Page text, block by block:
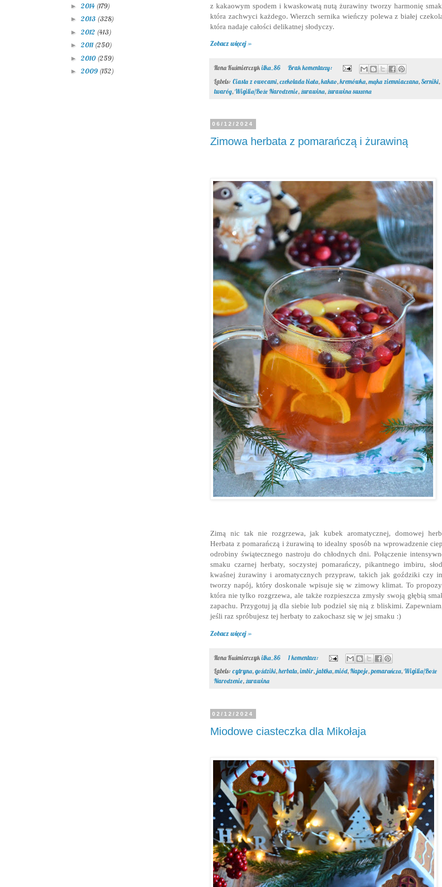
z kakaowym spodem i kwaskowatą nutą żurawiny tworzy harmonię
która zachwyci każdego. Wierzch sernika wieńczy polewa z białej
która nadaje całości delikatnej słodyczy.
Zobacz więcej »
Ilona Kuśmierczykilka_86
Brak komentarzy:
Labels: Ciasta z owocami,czekolada biała,kakao,kremówka,mąka ziemniaczana,Serniki,
twaróg,Wigilia/Boże Narodzenie,żurawina,żurawina suszona
06/12/2024
Zimowa herbata z pomarańczą i żurawiną
Zimą nic tak nie rozgrzewa, jak kubek aromatycznej, domowej
Herbata z pomarańczą i żurawiną to idealny sposób na wprowadzenie
odrobiny świątecznego nastroju do chłodnych dni. Połączenie
smaku czarnej herbaty, soczystej pomarańczy, pikantnego imbiru,
kwaśnej żurawiny i aromatycznych przypraw, takich jak goździki czy
tworzy napój, który doskonale wpisuje się w zimowy klimat. To
która nie tylko rozgrzewa, ale także rozpieszcza zmysły swoją głębią
zapachu. Przygotuj ją dla siebie lub podziel się nią z bliskimi.
jeśli raz spróbujesz tej herbaty to zakochasz się w jej smaku :)
Zobacz więcej »
Ilona Kuśmierczykilka_86
1 komentarz:
Labels: cytryna,goździki,herbata,imbir,jabłka,miód,Napoje,pomarańcza,Wigilia/Boże
Narodzenie,żurawina
02/12/2024
Miodowe ciasteczka dla Mikołaja
► 2014 (179)
► 2013 (328)
► 2012 (413)
► 2011 (250)
► 2010 (259)
► 2009 (152)